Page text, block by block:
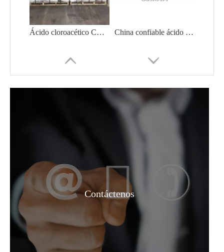
Ácido cloroacético CAS 79-11-8 de alta calidad con precio razonable en venta caliente China confiable ácido cítrico anhidro/ácido cítrico monohidrato/citrato de sodio
Líquido 68% Materias primas Ácido nítrico
Contáctenos